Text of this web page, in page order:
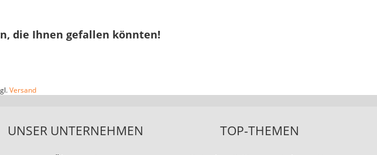
die Ihnen gefallen könnten!
Versand
UNSER UNTERNEHMEN TOP-THEMEN